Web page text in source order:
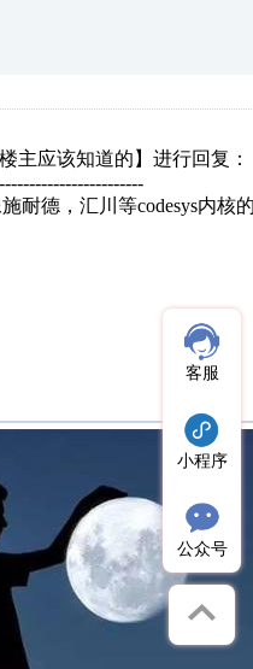
应该知道的】进行回复：
耐德，汇川等codesys内核
客服
小程序
公众号